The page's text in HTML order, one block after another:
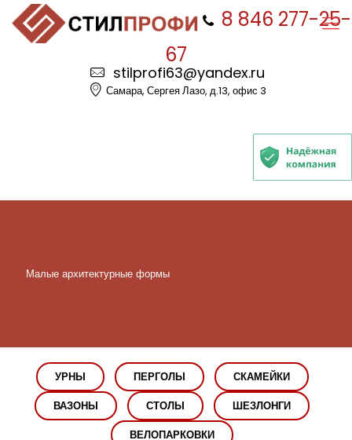
8 846 277-25-
67
stilprofi63@yandex.ru
Самара, Сергея Лазо, д.13, офис 3
Малые архитектурные формы
УРНЫ ПЕРГОЛЫ
СКАМЕЙКИ
ВАЗОНЫ
СТОЛЫ
ШЕЗЛОНГИ
ВЕЛОПАРКОВКИ